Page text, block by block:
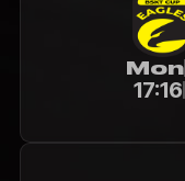
Mon
17:16